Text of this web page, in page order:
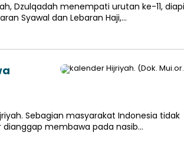
Dzulqadah menempati urutan ke-11,
Syawal dan Lebaran Haji,…
Sebagian masyarakat Indonesia tidak
dianggap membawa pada nasib…